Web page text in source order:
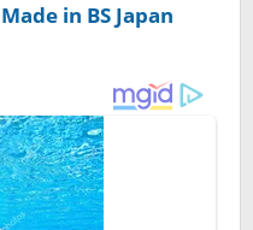
Made in BS Japan